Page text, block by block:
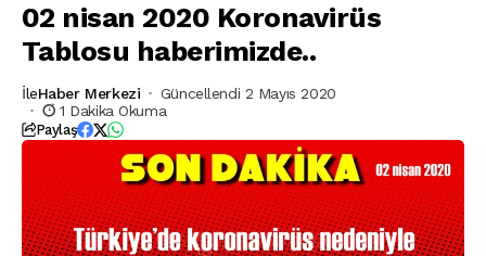
02 nisan 2020 Koronavirüs
Tablosu haberimizde..
İleHaber Merkezi
Güncellendi 2 Mayıs 2020
1 Dakika Okuma
Paylaş